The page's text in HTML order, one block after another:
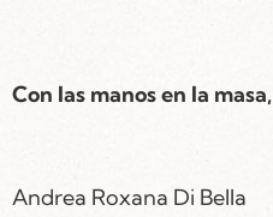
Con las manos en la masa,
Andrea Roxana Di Bella